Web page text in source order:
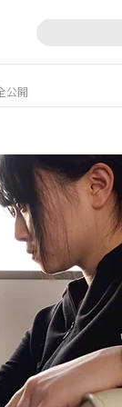
公開